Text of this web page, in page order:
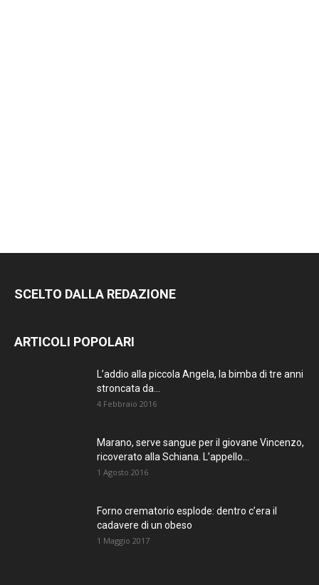
SCELTO DALLA REDAZIONE
ARTICOLI POPOLARI
L’addio alla piccola Angela, la bimba di tre anni
stroncata da...
4 Febbraio 2016
Marano, serve sangue per il giovane Vincenzo,
ricoverato alla Schiana. L’appello...
1 Agosto 2016
Forno crematorio esplode: dentro c’era il
cadavere di un obeso
1 Maggio 2017
RIMANI
AGGIORNATO.
METTI UN
MI PIACE!
TERRANOSTRA NEWS